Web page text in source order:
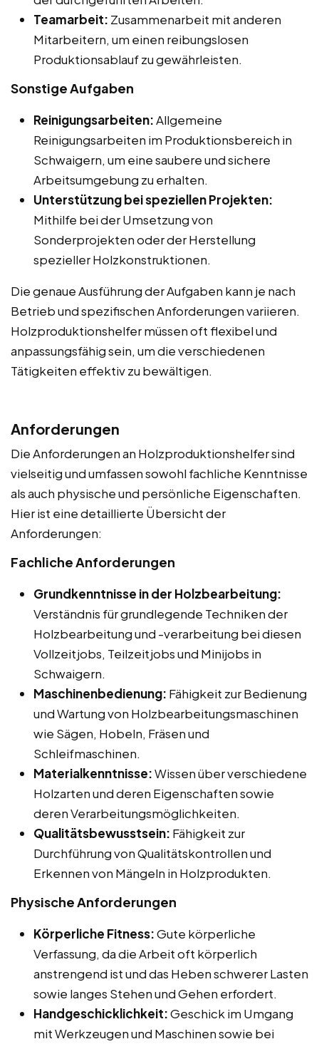
Teamarbeit: Zusammenarbeit mit anderen
Mitarbeitern, um einen reibungslosen
Produktionsablauf zu gewährleisten.
Sonstige Aufgaben
Reinigungsarbeiten:Allgemeine
Reinigungsarbeiten im Produktionsbereich in
Schwaigern, um eine saubere und sichere
Arbeitsumgebung zu erhalten.
Unterstützung bei speziellen Projekten:
Mithilfe bei der Umsetzung von
Sonderprojekten oder der Herstellung
spezieller Holzkonstruktionen.
Die genaue Ausführung der Aufgaben kann je nach
Betrieb und spezifischen Anforderungen variieren.
Holzproduktionshelfer müssen oft flexibel und
anpassungsfähig sein, um die verschiedenen
Tätigkeiten effektiv zu bewältigen.
Anforderungen
Die Anforderungen an Holzproduktionshelfer sind
vielseitig und umfassen sowohl fachliche Kenntnisse
als auch physische und persönliche Eigenschaften.
Hier ist eine detaillierte Übersicht der
Anforderungen:
Fachliche Anforderungen
Grundkenntnisse in der Holzbearbeitung:
Verständnis für grundlegende Techniken der
Holzbearbeitung und -verarbeitung bei diesen
Vollzeitjobs, Teilzeitjobs und Minijobs in
Schwaigern.
Maschinenbedienung: Fähigkeit zur Bedienung
und Wartung von Holzbearbeitungsmaschinen
wie Sägen, Hobeln, Fräsen und
Schleifmaschinen.
Materialkenntnisse:Wissen über verschiedene
Holzarten und deren Eigenschaften sowie
deren Verarbeitungsmöglichkeiten.
Qualitätsbewusstsein: Fähigkeit zur
Durchführung von Qualitätskontrollen und
Erkennen von Mängeln in Holzprodukten.
Physische Anforderungen
Körperliche Fitness:Gute körperliche
Verfassung, da die Arbeit oft körperlich
anstrengend ist und das Heben schwerer Lasten
sowie langes Stehen und Gehen erfordert.
Handgeschicklichkeit:Geschick im Umgang
mit Werkzeugen und Maschinen sowie bei